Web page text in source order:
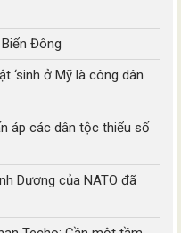
Đông
‘sinh ở Mỹ là công dân
áp các dân tộc thiểu số
Dương của NATO đã